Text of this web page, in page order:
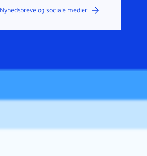
Nyhedsbreve og sociale medier